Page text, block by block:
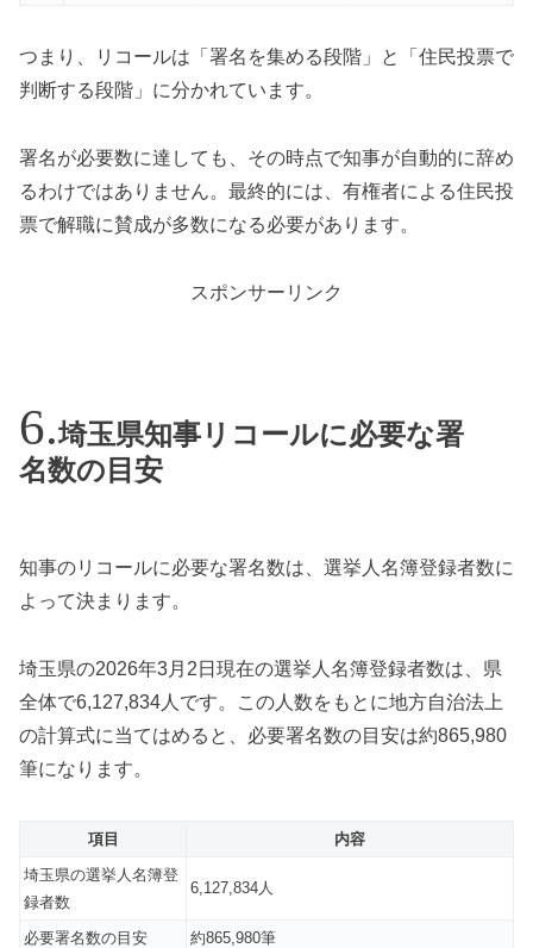
つまり、リコールは「署名を集める段階」と「住民投票で
判断する段階」に分かれています。
署名が必要数に達しても、その時点で知事が自動的に辞め
るわけではありません。最終的には、有権者による住民投
票で解職に賛成が多数になる必要があります。
スポンサーリンク
埼玉県知事リコールに必要な署
名数の目安
知事のリコールに必要な署名数は、選挙人名簿登録者数に
よって決まります。
埼玉県の2026年3月2日現在の選挙人名簿登録者数は、県
全体で6,127,834人です。この人数をもとに地方自治法上
の計算式に当てはめると、必要署名数の目安は約865,980
筆になります。
項目
内容
埼玉県の選挙人名簿登
録者数
6,127,834人
必要署名数の目安 約865,980筆